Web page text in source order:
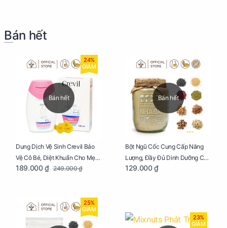
Bán hết
Bán hết
24%
GIẢM
Dung Dịch Vệ Sinh Crevil Bảo
Vệ Cô Bé, Diệt Khuẩn Cho Mẹ
Bầu Chai 100ml
189.000 ₫ 249.000 ₫
Bán hết
Bột Ngũ Cốc Cung Cấp Năng
Lượng, Đầy Đủ Dinh Dưỡng Cho
Mẹ Bầu Hũ 250g
129.000 ₫
25%
GIẢM
23%
GIẢM